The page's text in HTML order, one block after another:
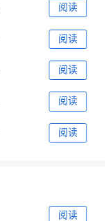
阅读
阅读
阅读
阅读
阅读
阅读